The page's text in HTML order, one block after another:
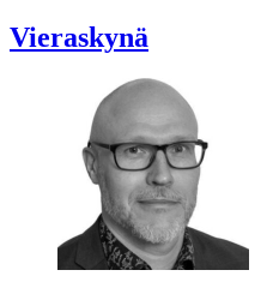
Vieraskynä